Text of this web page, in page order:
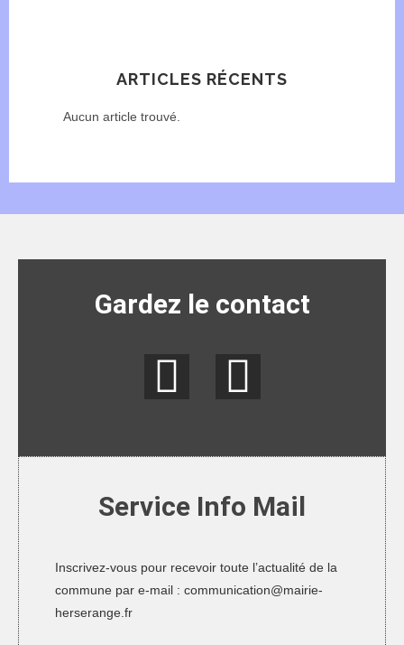
ARTICLES RÉCENTS
Aucun article trouvé.
Gardez le contact
Service Info Mail
Inscrivez-vous pour recevoir toute l’actualité de la
commune par e-mail : communication@mairie-
herserange.fr